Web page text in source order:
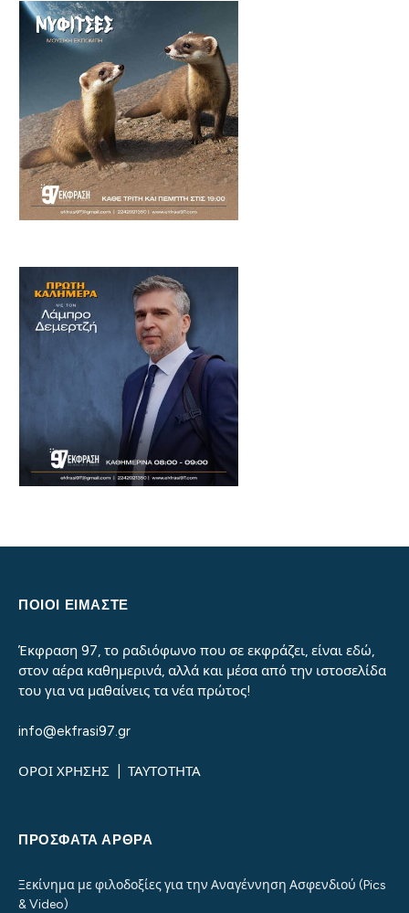
ΠΟΙΟΙ ΕΙΜΑΣΤΕ
Έκφραση 97, το ραδιόφωνο που σε εκφράζει, είναι εδώ,
στον αέρα καθημερινά, αλλά και μέσα από την ιστοσελίδα
του για να μαθαίνεις τα νέα πρώτος!
info@ekfrasi97.gr
ΟΡΟΙ ΧΡΗΣΗΣ ΤΑΥΤΟΤΗΤΑ
ΠΡΌΣΦΑΤΑ ΆΡΘΡΑ
Ξεκίνημα με φιλοδοξίες για την Αναγέννηση Ασφενδιού (Pics
& Video)